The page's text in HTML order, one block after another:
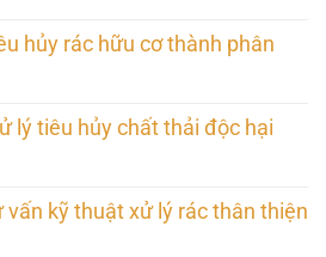
hủy rác hữu cơ thành phân
lý tiêu hủy chất thải độc hại
vấn kỹ thuật xử lý rác thân thiện